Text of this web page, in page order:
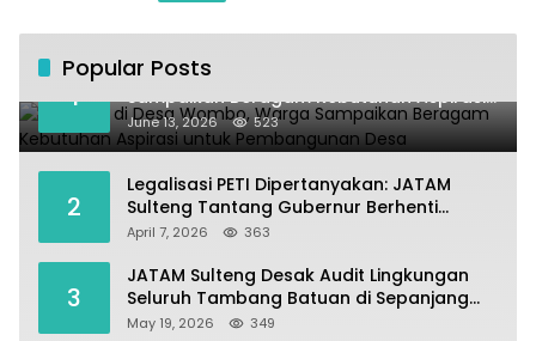
Popular Posts
1
Kundapil di Desa Wombo, Warga
Sampaikan Beragam Kebutuhan Aspirasi
untuk Pembangunan Desa
June 13, 2026 523
2
Legalisasi PETI Dipertanyakan: JATAM
Sulteng Tantang Gubernur Berhenti
Andalkan Tambang dan Selamatkan
April 7, 2026 363
3
JATAM Sulteng Desak Audit Lingkungan
Seluruh Tambang Batuan di Sepanjang
Pesisir Palu–Donggala
May 19, 2026 349